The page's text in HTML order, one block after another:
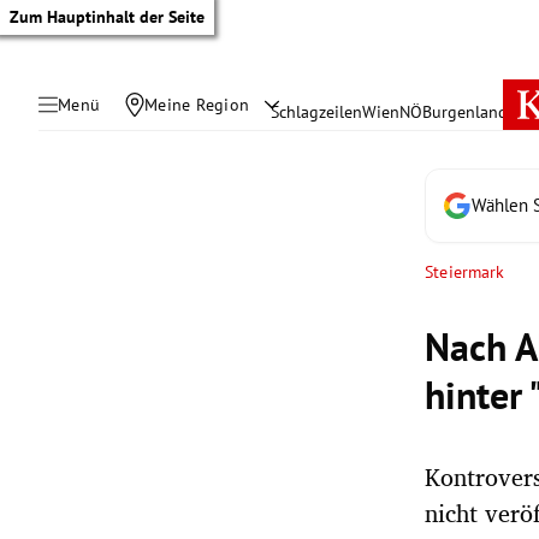
Zum Hauptinhalt der Seite
Menü Meine Region SchlagzeilenWienNÖBurgenland
Wählen
Steiermark
Nach
hinter
nicht